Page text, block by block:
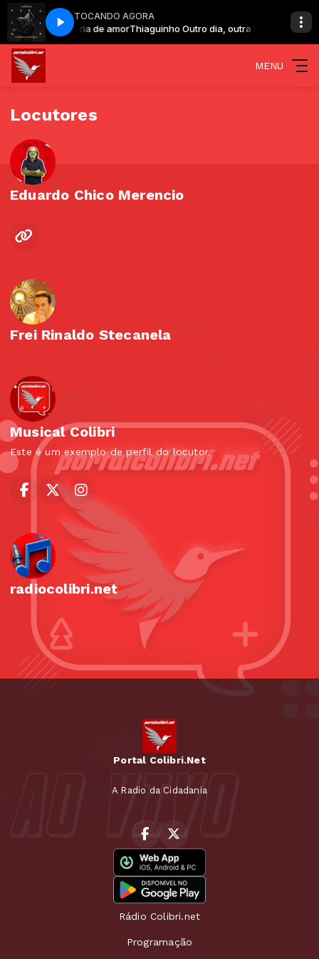
TOCANDO AGORA
07 Historia de amorThiaguinho Outro dia, outra historia 07
MENU
Locutores
Eduardo Chico Merencio
Frei Rinaldo Stecanela
Musical Colibri
Este é um exemplo de perfil do locutor.
radiocolibri.net
Portal Colibri.Net
A Radio da Cidadania
Rádio Colibri.net
Programação